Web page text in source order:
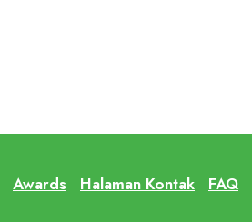
Awards Halaman Kontak FAQ